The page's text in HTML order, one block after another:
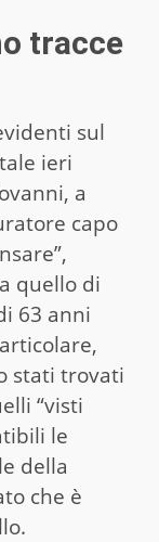
tracce
sul
ieri
a
capo
quello di
63 anni
stati trovati
“visti
le
della
che è